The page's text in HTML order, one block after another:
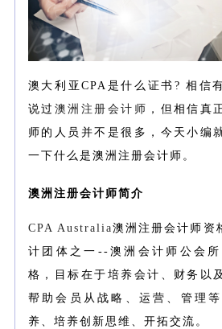
澳大利亚CPA是什么证书? 相信
说过 澳洲注册会计师 ，但相信真
师的人员并不是很多，今天小编
一下什么是澳洲注册会计师。
澳洲注册会计师简介
CPA Australia澳洲注册会计师资
计团体之一--澳洲会计师公会
格，目标在于培养会计、财务以
帮助会员从战略、运营、管理
养、培养创新思维、开拓交流。